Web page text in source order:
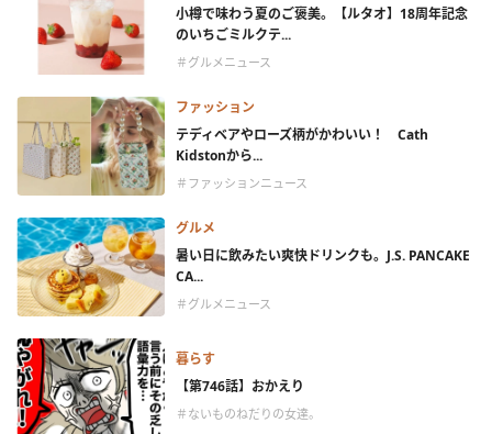
小樽で味わう夏のご褒美。【ルタオ】18周年記念
のいちごミルクテ...
＃グルメニュース
ファッション
テディベアやローズ柄がかわいい！ Cath
Kidstonから...
＃ファッションニュース
グルメ
暑い日に飲みたい爽快ドリンクも。J.S. PANCAKE
CA...
＃グルメニュース
暮らす
【第746話】おかえり
＃ないものねだりの女達。